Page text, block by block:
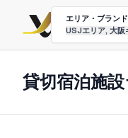
エリア・ブラン
USJエリア, 大阪
貸切宿泊施